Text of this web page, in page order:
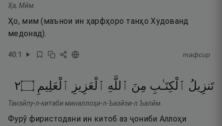
Ҳа, Мӣм.
Ҳо, мим (маънои ин ҳарфҳоро танҳо Худованд
медонад).
40:1 тафсир
تَنزِيلُ ٱلْكِتَـٰبِ مِنَ ٱللَّهِ ٱلْعَزِيزِ ٱلْعَلِيمِ ۝٢
Танзӣлу-л-китаби миналлоҳи-л-Ъазӣзи-л Ъалӣм.
Фурӯ фиристодани ин китоб аз ҷониби Аллоҳи